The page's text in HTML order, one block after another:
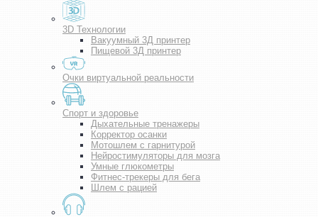
3D Технологии
Вакуумный 3Д принтер
Пищевой 3Д принтер
Очки виртуальной реальности
Спорт и здоровье
Дыхательные тренажеры
Корректор осанки
Мотошлем с гарнитурой
Нейростимуляторы для мозга
Умные глюкометры
Фитнес-трекеры для бега
Шлем с рацией